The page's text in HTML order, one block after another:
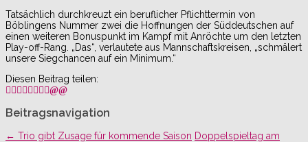
Tatsächlich durchkreuzt ein beruflicher Pflichttermin von
Böblingens Nummer zwei die Hoffnungen der Süddeutschen auf
einen weiteren Bonuspunkt im Kampf mit Anröchte um den letzten
Play-off-Rang. „Das“, verlautete aus Mannschaftskreisen, „schmälert
unsere Siegchancen auf ein Minimum.“
Diesen Beitrag teilen:
Beitragsnavigation
← Trio gibt Zusage für kommende Saison Doppelspieltag am